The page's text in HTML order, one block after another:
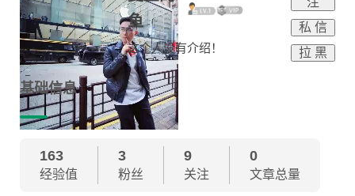
鱼
这个人没有介绍！
私 信
拉 黑
基础信息
163
经验值
3
粉丝
9
关注
0
文章总量